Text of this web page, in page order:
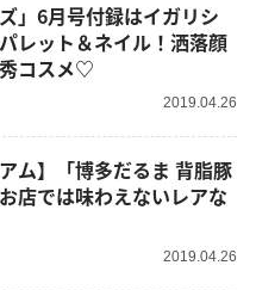
」6月号付録はイガリシ
レット＆ネイル！洒落顔
コスメ♡
2019.04.26
ム】「博多だるま 背脂豚
店では味わえないレアな
2019.04.26